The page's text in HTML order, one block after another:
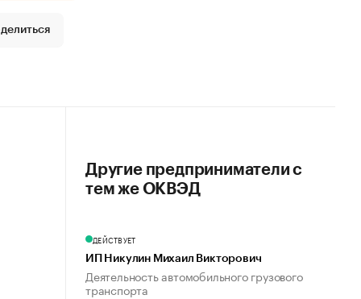
Другие предприниматели с
тем же ОКВЭД
ДЕЙСТВУЕТ
ИП Никулин Михаил Викторович
Деятельность автомобильного грузового
транспорта